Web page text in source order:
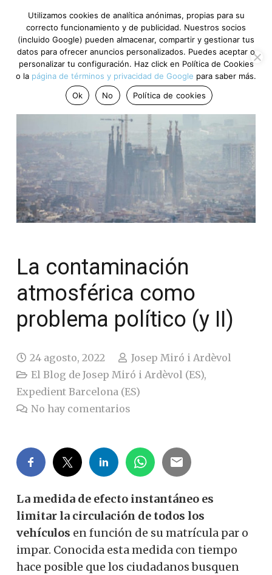
La contaminación
atmosférica como
problema político (y II)
24 agosto, 2022
Josep Miró i Ardèvol
El Blog de Josep Miró i Ardèvol (ES),
Expedient Barcelona (ES)
No hay comentarios
La medida de efecto instantáneo es
limitar la circulación de todos los
vehículos en función de su matrícula par o
impar. Conocida esta medida con tiempo
hace posible que los ciudadanos busquen
Utilizamos cookies de analítica anónimas, propias para su
correcto funcionamiento y de publicidad. Nuestros socios
(incluido Google) pueden almacenar, compartir y gestionar tus
datos para ofrecer anuncios personalizados. Puedes aceptar o
personalizar tu configuración. Haz click en Política de Cookies
o la página de términos y privacidad de Google para saber más.
Ok
No Política de cookies